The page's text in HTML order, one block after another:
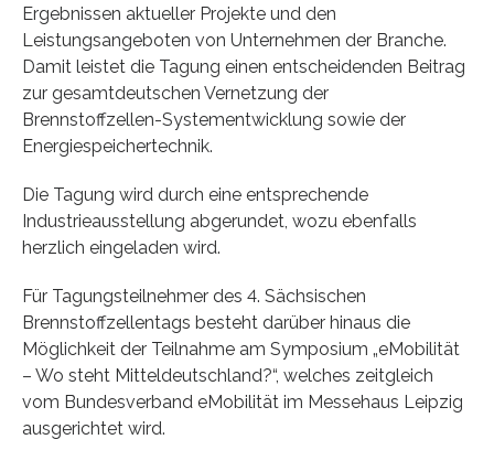
Ergebnissen aktueller Projekte und den
Leistungsangeboten von Unternehmen der Branche.
Damit leistet die Tagung einen entscheidenden Beitrag
zur gesamtdeutschen Vernetzung der
Brennstoffzellen-Systementwicklung sowie der
Energiespeichertechnik.
Die Tagung wird durch eine entsprechende
Industrieausstellung abgerundet, wozu ebenfalls
herzlich eingeladen wird.
Für Tagungsteilnehmer des 4. Sächsischen
Brennstoffzellentags besteht darüber hinaus die
Möglichkeit der Teilnahme am Symposium „eMobilität
– Wo steht Mitteldeutschland?“, welches zeitgleich
vom Bundesverband eMobilität im Messehaus Leipzig
ausgerichtet wird.